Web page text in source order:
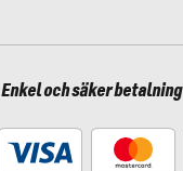
Enkel och säker betalning